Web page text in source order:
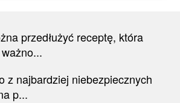
przedłużyć receptę, która
z najbardziej niebezpiecznych
p...